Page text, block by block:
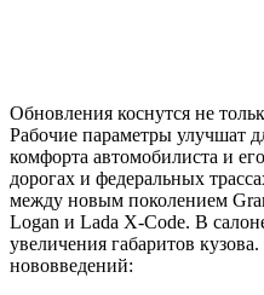
Обновления коснутся не
Рабочие параметры улучшат
комфорта автомобилиста и
дорогах и федеральных
между новым поколением
Logan и Lada X-Code. В
увеличения габаритов
нововведений: